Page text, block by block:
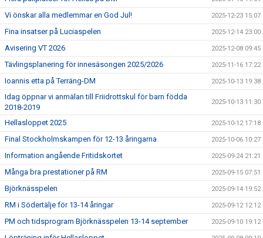
Vi önskar alla medlemmar en God Jul! 2025-12-23 15:07
Fina insatser på Luciaspelen 2025-12-14 23:00
Avisering VT 2026 2025-12-08 09:45
Tävlingsplanering för innesäsongen 2025/2026 2025-11-16 17:22
Ioannis etta på Terräng-DM 2025-10-13 19:38
Idag öppnar vi anmälan till Friidrottskul för barn födda
2018-2019
2025-10-13 11:30
Hellasloppet 2025 2025-10-12 17:18
Final Stockholmskampen för 12-13 åringarna 2025-10-06 10:27
Information angående Fritidskortet 2025-09-24 21:21
Många bra prestationer på RM 2025-09-15 07:51
Björknässpelen 2025-09-14 19:52
RM i Södertälje för 13-14 åringar 2025-09-12 12:12
PM och tidsprogram Björknässpelen 13-14 september 2025-09-10 19:12